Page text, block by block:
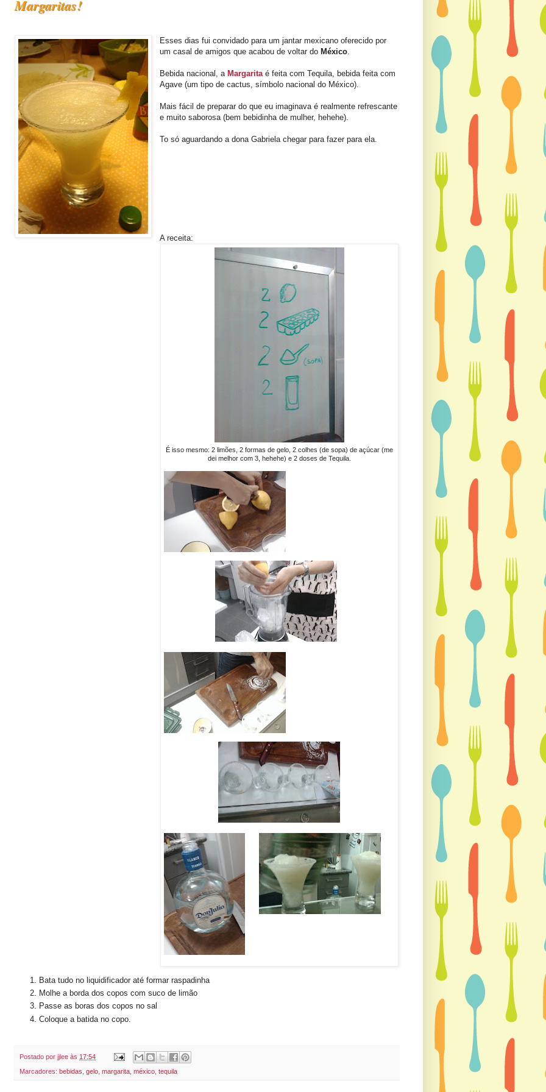
Margaritas!
Esses dias fui convidado para um jantar mexicano oferecido por
um casal de amigos que acabou de voltar do México.
Bebida nacional, a Margaritaé feita com Tequila, bebida feita com
Agave (um tipo de cactus, símbolo nacional do México).
Mais fácil de preparar do que eu imaginava é realmente refrescante
e muito saborosa (bem bebidinha de mulher, hehehe).
To só aguardando a dona Gabriela chegar para fazer para ela.
A receita:
É isso mesmo: 2 limões, 2 formas de gelo, 2 colhes (de sopa) de açúcar (me
dei melhor com 3, hehehe) e 2 doses de Tequila.
Bata tudo no liquidificador até formar raspadinha
Molhe a borda dos copos com suco de limão
Passe as boras dos copos no sal
Coloque a batida no copo.
Postado por jjlee às 17:54
Marcadores: bebidas gelo margarita méxico tequila